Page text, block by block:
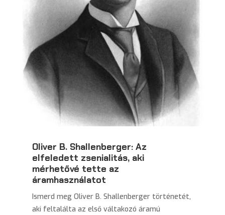
Oliver B. Shallenberger: Az
elfeledett zsenialitás, aki
mérhetővé tette az
áramhasználatot
Ismerd meg Oliver B. Shallenberger történetét,
aki feltalálta az első váltakozó áramú